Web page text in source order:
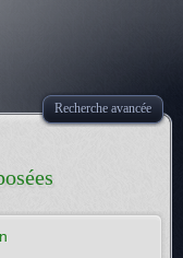
Recherche avancée